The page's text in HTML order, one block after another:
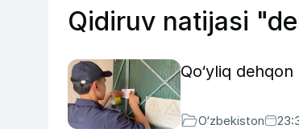
Qidiruv natijasi
Qo‘yliq
O‘zbekiston